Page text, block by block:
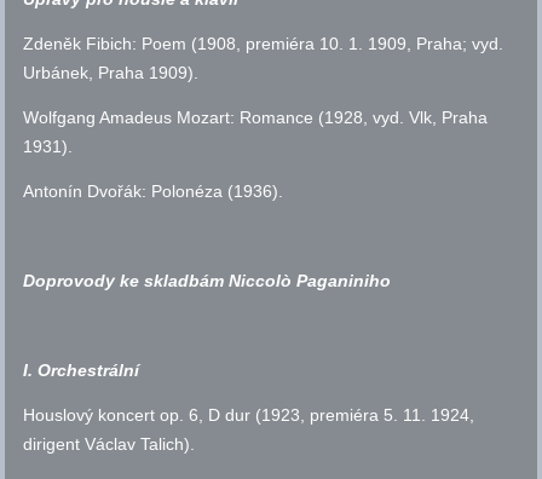
Zdeněk Fibich: Poem (1908, premiéra 10. 1. 1909, Praha;vyd.
Urbánek, Praha 1909).
Wolfgang Amadeus Mozart: Romance (1928,vyd. Vlk, Praha
1931).
Antonín Dvořák: Polonéza (1936).
Doprovody ke skladbám Niccolò Paganiniho
I. Orchestrální
Houslový koncertop. 6, D dur (1923, premiéra 5. 11. 1924,
dirigent Václav Talich).